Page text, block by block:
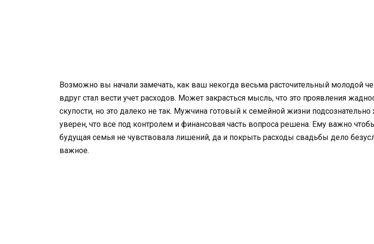
Возможно вы начали замечать, как ваш некогда весьма расточительный молодой
вдруг стал вести учет расходов. Может закрасться мысль, что это проявления
скупости, но это далеко не так. Мужчина готовый к семейной жизни подсознательно
уверен, что все под контролем и финансовая часть вопроса решена. Ему важно
будущая семья не чувствовала лишений, да и покрыть расходы свадьбы дело
важное.